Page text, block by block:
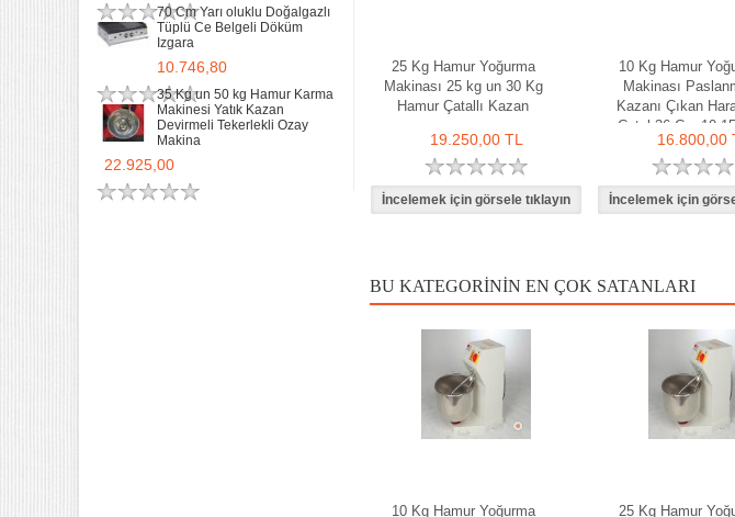
70 Cm Yarı oluklu Doğalgazlı
Tüplü Ce Belgeli Döküm
Izgara
10.746,80
35 Kg un 50 kg Hamur Karma
Makinesi Yatık Kazan
Devirmeli Tekerlekli Ozay
Makina
22.925,00
25 Kg Hamur Yoğurma
Makinası 25 kg un 30 Kg
Hamur Çatallı Kazan
19.250,00 TL
10 Kg Hamur
Makinası
Kazanı Çıkan
Çatal 36 Cm 10-15
Ozay Makina
16.800,00
BU KATEGORININ EN ÇOK SATANLARI
10 Kg Hamur Yoğurma 25 Kg Hamur